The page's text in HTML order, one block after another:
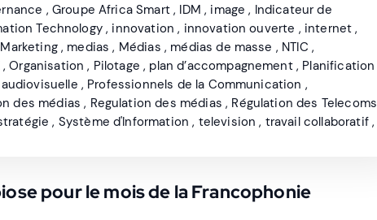
, Groupe Africa Smart, IDM , image , Indicateur de
Technology, innovation , innovation ouverte , internet ,
Marketing, medias , Médias , médias de masse , NTIC ,
,Organisation , Pilotage , plan d’accompagnement, Planification
, Professionnels de la Communication ,
des médias , Regulation des médias , Régulation des Telecoms
, Système d'Information , television , travail collaboratif,
pour le mois de la Francophonie